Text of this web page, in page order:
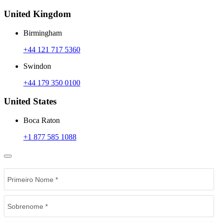
United Kingdom
Birmingham
+44 121 717 5360
Swindon
+44 179 350 0100
United States
Boca Raton
+1 877 585 1088